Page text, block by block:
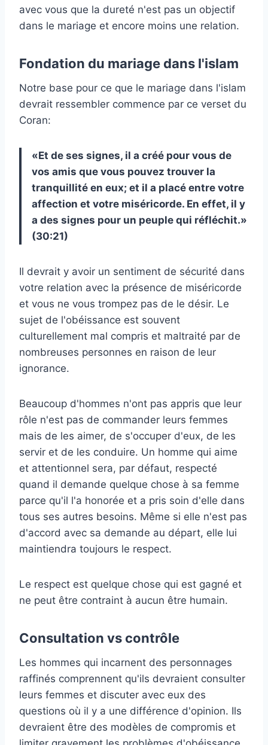
avec vous que la dureté n'est pas un objectif
dans le mariage et encore moins une relation.
Fondation du mariage dans l'islam
Notre base pour ce que le mariage dans l'islam
devrait ressembler commence par ce verset du
Coran:
«Et de ses signes, il a créé pour vous de
vos amis que vous pouvez trouver la
tranquillité en eux; et il a placé entre votre
affection et votre miséricorde. En effet, il y
a des signes pour un peuple qui réfléchit.»
(30:21)
Il devrait y avoir un sentiment de sécurité dans
votre relation avec la présence de miséricorde
et vous ne vous trompez pas de le désir. Le
sujet de l'obéissance est souvent
culturellement mal compris et maltraité par de
nombreuses personnes en raison de leur
ignorance.
Beaucoup d'hommes n'ont pas appris que leur
rôle n'est pas de commander leurs femmes
mais de les aimer, de s'occuper d'eux, de les
servir et de les conduire. Un homme qui aime
et attentionnel sera, par défaut, respecté
quand il demande quelque chose à sa femme
parce qu'il l'a honorée et a pris soin d'elle dans
tous ses autres besoins. Même si elle n'est pas
d'accord avec sa demande au départ, elle lui
maintiendra toujours le respect.
Le respect est quelque chose qui est gagné et
ne peut être contraint à aucun être humain.
Consultation vs contrôle
Les hommes qui incarnent des personnages
raffinés comprennent qu'ils devraient consulter
leurs femmes et discuter avec eux des
questions où il y a une différence d'opinion. Ils
devraient être des modèles de compromis et